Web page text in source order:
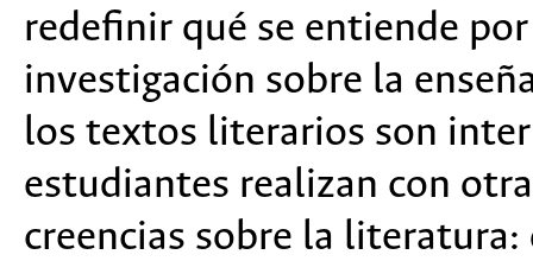
redefinir qué se entiende
investigación sobre la
los textos literarios son
estudiantes realizan con
creencias sobre la